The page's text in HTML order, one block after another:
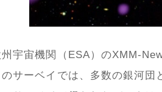
州宇宙機関（ESA）のXMM-
のサーベイでは、多数の銀河団